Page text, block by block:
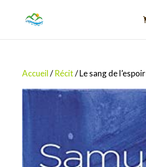
Accueil/Récit/ Le sang de l’espoir